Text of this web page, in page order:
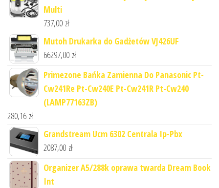
Multi
737,00 zł
Mutoh Drukarka do Gadżetów VJ426UF
66297,00 zł
Primezone Bańka Zamienna Do Panasonic Pt-
Cw241Re Pt-Cw240E Pt-Cw241R Pt-Cw240
(LAMP77163ZB)
280,16 zł
Grandstream Ucm 6302 Centrala Ip-Pbx
2087,00 zł
Organizer A5/288k oprawa twarda Dream Book
Int